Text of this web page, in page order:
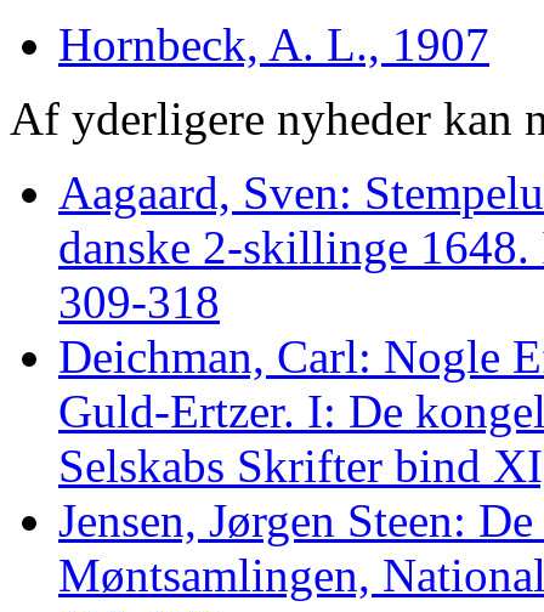
Hornbeck, A. L., 1907
Af yderligere nyheder kan
Aagaard, Sven:
danske 2-skillinge
309-318
Deichman, Carl: Nogle
Guld-Ertzer. I: De
Selskabs Skrifter bind
Jensen, Jørgen Steen:
Møntsamlingen,